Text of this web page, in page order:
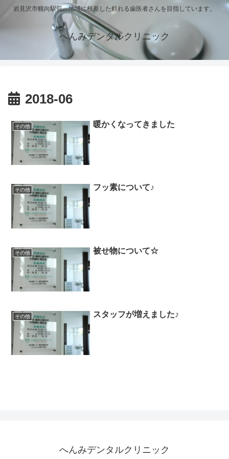
岩見沢市幌向駅前。地域に根差した頼れる歯医者さんを目指しています。
へんみデンタルクリニック
2018-06
その他 暖かくなってきました
その他 フッ素について♪
その他 被せ物について☆
その他 スタッフが増えました♪
へんみデンタルクリニック